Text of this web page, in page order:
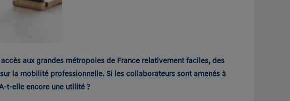
aux grandes métropoles de France relativement faciles, des
la mobilité professionnelle. Si les collaborateurs sont amenés à
t-elle encore une utilité ?